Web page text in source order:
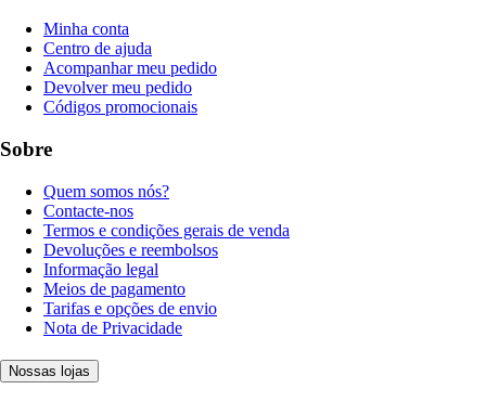
Minha conta
Centro de ajuda
Acompanhar meu pedido
Devolver meu pedido
Códigos promocionais
Sobre
Quem somos nós?
Contacte-nos
Termos e condições gerais de venda
Devoluções e reembolsos
Informação legal
Meios de pagamento
Tarifas e opções de envio
Nota de Privacidade
Nossas lojas